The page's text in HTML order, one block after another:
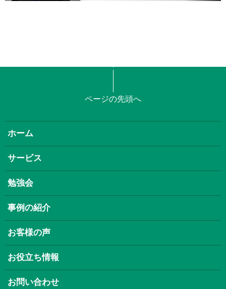
ページの先頭へ
ホーム
サービス
勉強会
事例の紹介
お客様の声
お役立ち情報
お問い合わせ